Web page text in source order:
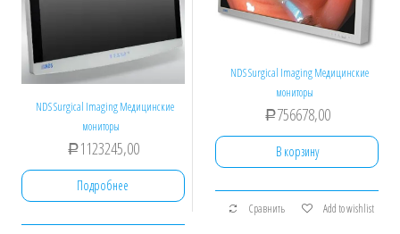
NDS Surgical Imaging Медицинские
мониторы
Р 1123245,00
Подробнее
NDS Surgical Imaging Медицинские
мониторы
Р756678,00
В корзину
Сравнить Add to wishlist